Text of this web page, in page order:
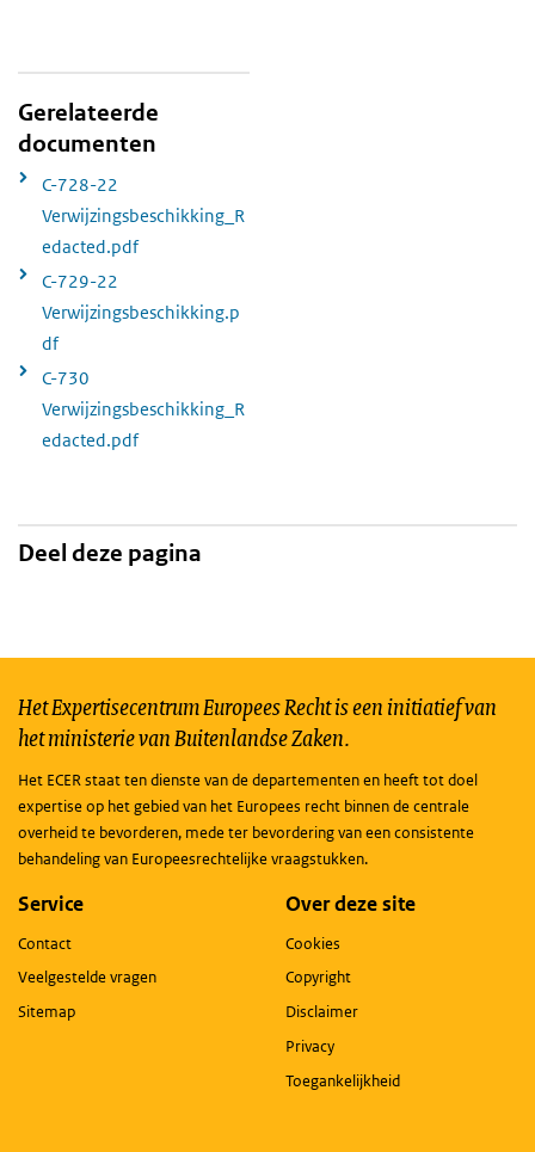
Gerelateerde
documenten
C-728-22
Verwijzingsbeschikking_R
edacted.pdf
C-729-22
Verwijzingsbeschikking.p
df
C-730
Verwijzingsbeschikking_R
edacted.pdf
Deel deze pagina
Het Expertisecentrum Europees Recht is een initiatief van
het ministerie van Buitenlandse Zaken.
Het ECER staat ten dienste van de departementen en heeft tot doel
expertise op het gebied van het Europees recht binnen de centrale
overheid te bevorderen, mede ter bevordering van een consistente
behandeling van Europeesrechtelijke vraagstukken.
Service
Contact
Veelgestelde vragen
Sitemap
Over deze site
Cookies
Copyright
Disclaimer
Privacy
Toegankelijkheid